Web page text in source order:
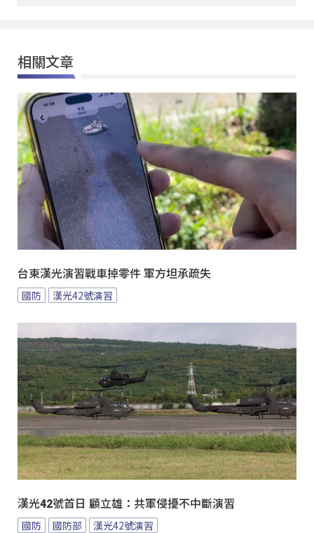
相關文章
台東漢光演習戰車掉零件 軍方坦承疏失
國防 漢光42號演習
漢光42號首日 顧立雄：共軍侵擾不中斷演習
國防 國防部 漢光42號演習